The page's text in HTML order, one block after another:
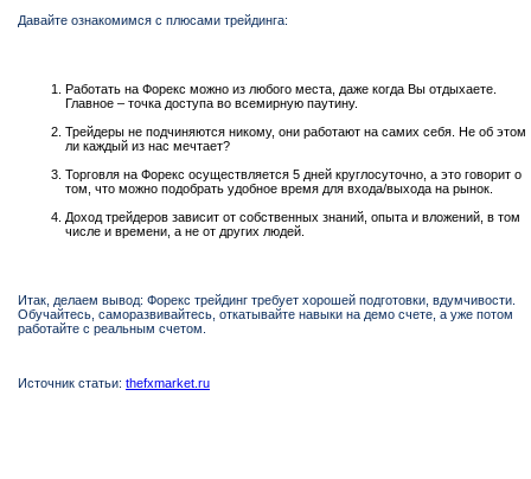
Давайте ознакомимся с плюсами трейдинга:
Работать на Форекс можно из любого места, даже когда Вы отдыхаете.
Главное – точка доступа во всемирную паутину.
Трейдеры не подчиняются никому, они работают на самих себя. Не об этом
ли каждый из нас мечтает?
Торговля на Форекс осуществляется 5 дней круглосуточно, а это говорит о
том, что можно подобрать удобное время для входа/выхода на рынок.
Доход трейдеров зависит от собственных знаний, опыта и вложений, в том
числе и времени, а не от других людей.
Итак, делаем вывод: Форекс трейдинг требует хорошей подготовки, вдумчивости.
Обучайтесь, саморазвивайтесь, откатывайте навыки на демо счете, а уже потом
работайте с реальным счетом.
Источник статьи: thefxmarket.ru